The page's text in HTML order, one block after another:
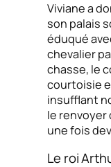
Viviane a
son palais
éduqué
chevalier
chasse, le
courtoisie
insufflant
le renvoyer
une fois
Le roi